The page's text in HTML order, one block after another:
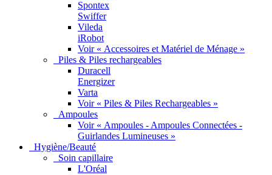
Spontex
Swiffer
Vileda
iRobot
Voir « Accessoires et Matériel de Ménage »
Piles & Piles rechargeables
Duracell
Energizer
Varta
Voir « Piles & Piles Rechargeables »
Ampoules
Voir « Ampoules - Ampoules Connectées -
Guirlandes Lumineuses »
Hygiène/Beauté
Soin capillaire
L'Oréal